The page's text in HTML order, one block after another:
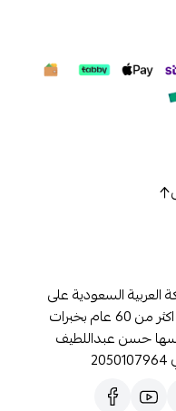
العربية السعودية على
مستوى الخليج منذ عام 1960 اي اكثر من 60 عام بخبرات
حسن عبداللطيف